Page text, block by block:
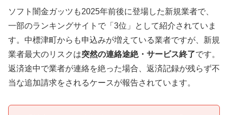
ソフト闇金ガッツも2025年前後に登場した新規業者で、
一部のランキングサイトで「3位」として紹介されていま
す。中標津町からも申込みが増えている業者ですが、新規
業者最大のリスクは突然の連絡途絶・サービス終了です。
返済途中で業者が連絡を絶った場合、返済記録が残らず不
当な追加請求をされるケースが報告されています。